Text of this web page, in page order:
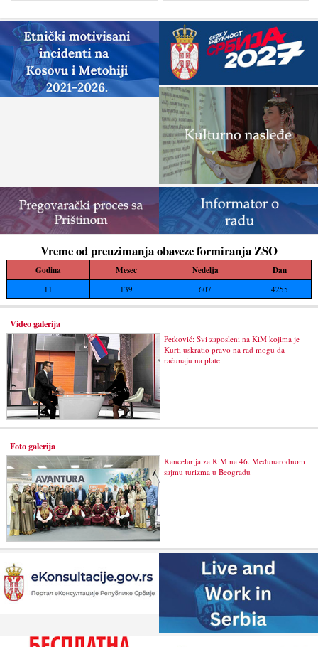
Vreme od preuzimanja obaveze formiranja ZSO
Godina Mesec Nedelja Dan
11 139 607 4255
Video galerija
Petković: Svi zaposleni na KiM kojima je
Kurti uskratio pravo na rad mogu da
računaju na plate
Foto galerija
Kancelarija za KiM na 46. Međunarodnom
sajmu turizma u Beogradu